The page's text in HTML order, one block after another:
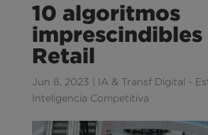
10 algoritmos
imprescindibles
Retail
Jun 8, 2023 IA & Transf Digital -
Inteligencia Competitiva